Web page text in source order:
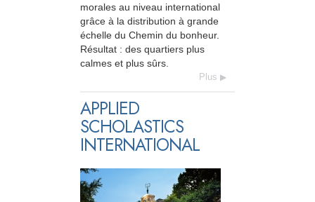
morales au niveau international
grâce à la distribution à grande
échelle du Chemin du bonheur.
Résultat : des quartiers plus
calmes et plus sûrs.
Plus
APPLIED
SCHOLASTICS
INTERNATIONAL